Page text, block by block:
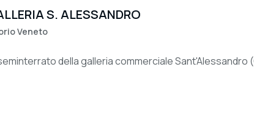
S. ALESSANDRO
Veneto
della galleria commerciale Sant'Alessandro